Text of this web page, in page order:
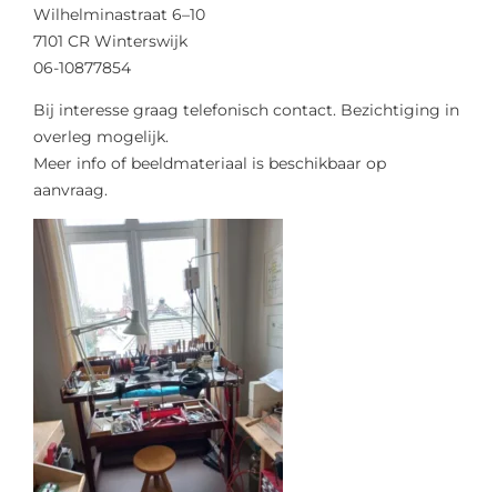
Wilhelminastraat 6–10
7101 CR Winterswijk
06-10877854
Bij interesse graag telefonisch contact. Bezichtiging in
overleg mogelijk.
Meer info of beeldmateriaal is beschikbaar op
aanvraag.